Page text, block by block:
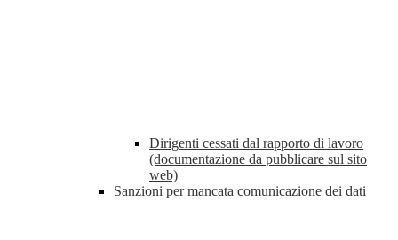
Dirigenti cessati dal rapporto di lavoro
(documentazione da pubblicare sul sito
web)
Sanzioni per mancata comunicazione dei dati